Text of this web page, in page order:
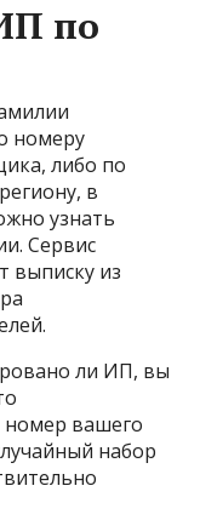
по
номеру
либо по
в
узнать
Сервис
выписку из
ли ИП, вы
вашего
набор